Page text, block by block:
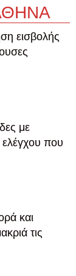
εισβολής
με
ελέγχου που
και
τις